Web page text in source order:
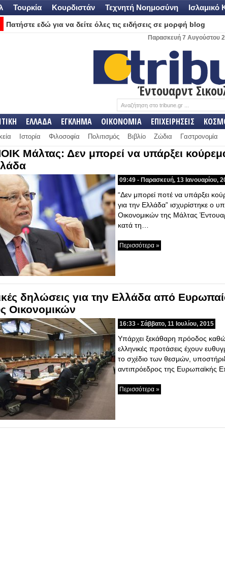
Τουρκία Κουρδιστάν Τεχνητή Νοημοσύνη Ισλαμικό
Πατήστε εδώ για να δείτε όλες τις ειδήσεις σε μορφή blog
Παρασκευή 7 Αυγούστου
Έντουαρντ
ΕΛΛΑΔΑ ΕΓΚΛΗΜΑ ΟΙΚΟΝΟΜΙΑ ΕΠΙΧΕΙΡΗΣΕΙΣ
Ιστορία Φιλοσοφία Πολιτισμός Βιβλίο Ζώδια Γαστρονομία
Μάλτας: Δεν μπορεί να υπάρξει
09:49 - Παρασκευή, 13 Ιανουαρίου,
“Δεν μπορεί ποτέ να υπάρξει
για την Ελλάδα” ισχυρίστηκε ο
Οικονομικών της Μάλτας
κατά τη…
Περισσότερα »
δηλώσεις για την Ελλάδα από
Οικονομικών
16:33 - Σάββατο, 11 Ιουλίου, 2015
Υπάρχει ξεκάθαρη πρόοδος
ελληνικές προτάσεις έχουν
το σχέδιο των θεσμών,
αντιπρόεδρος της Ευρωπαϊκής
Περισσότερα »